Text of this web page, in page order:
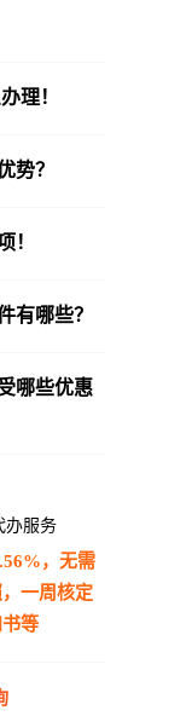
理！
势？
！
有哪些？
哪些优惠
办服务
，无需
一周核定
等